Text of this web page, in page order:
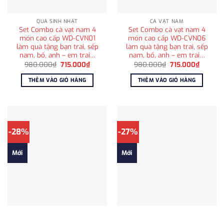
QUÀ SINH NHẬT
Set Combo cà vạt nam 4
món cao cấp WD-CVN01
làm quà tặng bạn trai, sếp
nam, bố, anh – em trai…
980.000₫ Giá
là:
980.000₫.
715.000₫Giá
hiện
tại
715.000₫.
THÊM VÀO GIỎ HÀNG
CÀ VẠT NAM
Set Combo cà vạt nam 4
món cao cấp WD-CVN06
làm quà tặng bạn trai, sếp
nam, bố, anh – em trai…
980.000₫ Giá
là:
980.000₫.
715.000₫Giá
hiện
tại
THÊM VÀO GIỎ HÀNG
-28%
Mới
-27%
Mới